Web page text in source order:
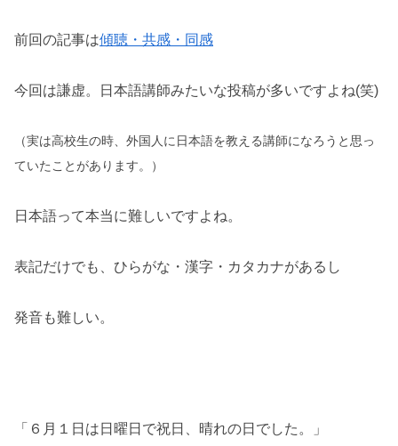
前回の記事は傾聴・共感・同感
今回は謙虚。日本語講師みたいな投稿が多いですよね(笑)
（実は高校生の時、外国人に日本語を教える講師になろうと思っ
ていたことがあります。）
日本語って本当に難しいですよね。
表記だけでも、ひらがな・漢字・カタカナがあるし
発音も難しい。
「６月１日は日曜日で祝日、晴れの日でした。」